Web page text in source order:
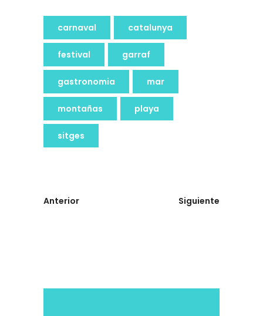
carnaval catalunya
festival garraf
gastronomia mar
montañas playa
sitges
Anterior Siguiente